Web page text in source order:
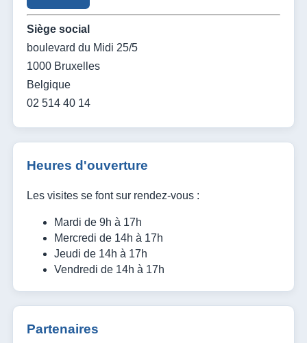
Siège social
boulevard du Midi 25/5
1000 Bruxelles
Belgique
02 514 40 14
Heures d'ouverture
Les visites se font sur rendez-vous :
Mardi de 9h à 17h
Mercredi de 14h à 17h
Jeudi de 14h à 17h
Vendredi de 14h à 17h
Partenaires